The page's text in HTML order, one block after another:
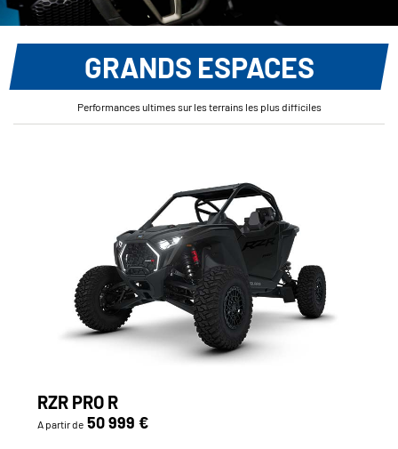
GRANDS ESPACES
Performances ultimes sur les terrains les plus difficiles
RZR PRO R
A partir de 50 999 €